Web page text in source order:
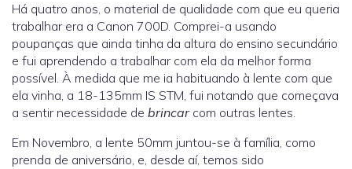
Há quatro anos, o material de qualidade com que eu queria
trabalhar era a Canon 700D. Comprei-a usando
poupanças que ainda tinha da altura do ensino secundário
e fui aprendendo a trabalhar com ela da melhor forma
possível. À medida que me ia habituando à lente com que
ela vinha, a 18-135mm IS STM, fui notando que começava
a sentir necessidade de brincarcom outras lentes.
Em Novembro, a lente 50mm juntou-se à família, como
prenda de aniversário, e, desde aí, temos sido